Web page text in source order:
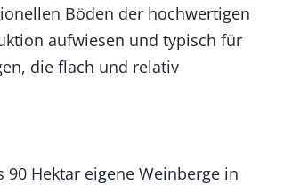
Böden der hochwertigen
aufwiesen und typisch für
die flach und relativ
Hektar eigene Weinberge in